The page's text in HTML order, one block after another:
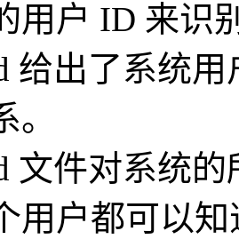
用户 ID 来识
给出了系统
文件对系统
用户都可以